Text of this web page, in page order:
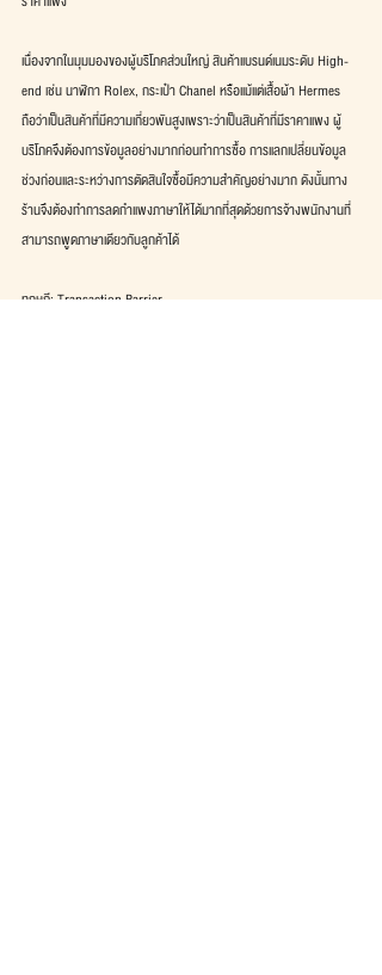
เนื่องจากในมุมมองของผู้บริโภคส่วนใหญ่ สินค้าแบรนด์เนมระดับ High-
end เช่น นาฬิกา Rolex, กระเป๋า Chanel หรือแม้แต่เสื้อผ้า Hermes
ถือว่าเป็นสินค้าที่มีความเกี่ยวพันสูงเพราะว่าเป็นสินค้าที่มีราคาแพง ผู้
บริโภคจึงต้องการข้อมูลอย่างมากก่อนทำการซื้อ การแลกเปลี่ยนข้อมูล
ช่วงก่อนและระหว่างการตัดสินใจซื้อมีความสำคัญอย่างมาก ดังนั้นทาง
ร้านจึงต้องทำการลดกำแพงภาษาให้ได้มากที่สุดด้วยการจ้างพนักงานที่
สามารถพูดภาษาเดียวกับลูกค้าได้
ทฤษฎี: Transaction Barrier